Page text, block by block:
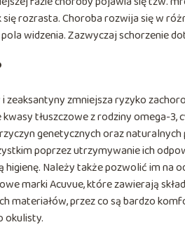
rozrasta. Choroba rozwija się w
widzenia. Zazwyczaj schorzenie
zeaksantyny zmniejsza ryzyko
tłuszczowe z rodziny omega-3,
genetycznych oraz
poprzez utrzymywanie ich
Należy także pozwolić im na
marki Acuvue, które zawierają
materiałów, przez co są bardzo
okulisty.